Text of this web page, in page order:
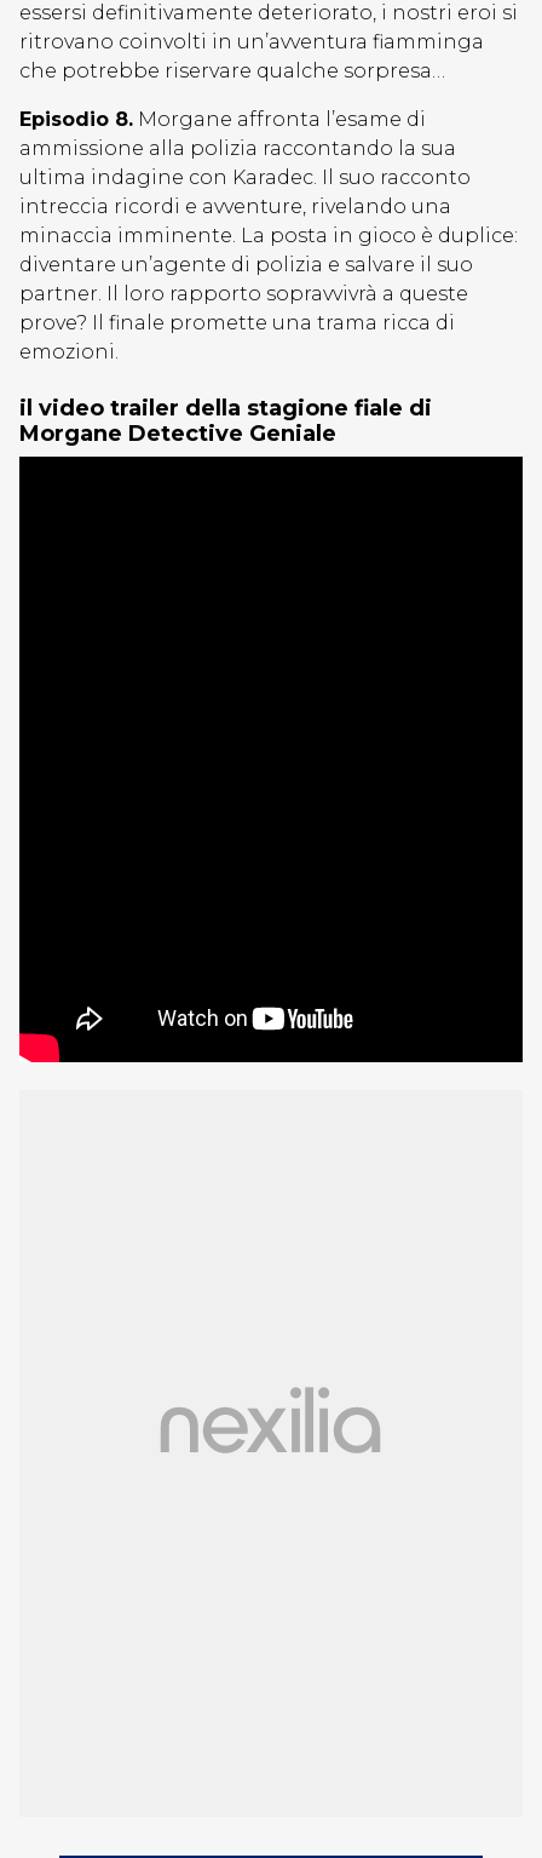
essersi definitivamente deteriorato, i nostri eroi si
ritrovano coinvolti in un’avventura fiamminga
che potrebbe riservare qualche sorpresa…
Episodio 8. Morgane affronta l’esame di
ammissione alla polizia raccontando la sua
ultima indagine con Karadec. Il suo racconto
intreccia ricordi e avventure, rivelando una
minaccia imminente. La posta in gioco è duplice:
diventare un’agente di polizia e salvare il suo
partner. Il loro rapporto sopravvivrà a queste
prove? Il finale promette una trama ricca di
emozioni.
il video trailer della stagione fiale di
Morgane Detective Geniale